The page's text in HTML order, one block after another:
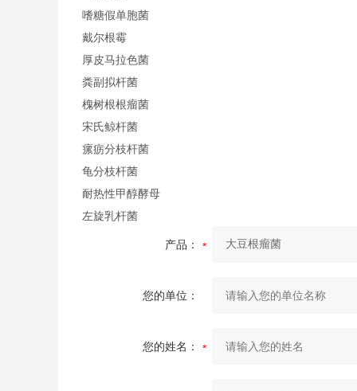
嗜糖假单胞菌
戴尔根霉
厚皮马拉色菌
粪副拟杆菌
槐树根根瘤菌
宋氏鲸杆菌
瘰疬分枝杆菌
龟分枝杆菌
耐热性甲醇酵母
左旋乳杆菌
产品：
您的单位：
您的姓名：